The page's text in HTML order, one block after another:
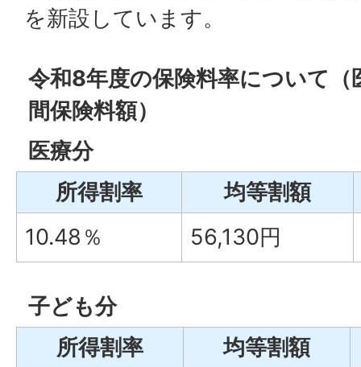
を新設しています。
令和8年度の保険料率について（
間保険料額）
医療分
所得割率
均等割額
10.48％
56,130円
子ども分
所得割率
均等割額